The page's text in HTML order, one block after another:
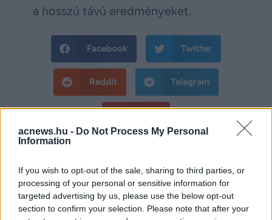
acnews.hu - Do Not Process My Personal
Information
If you wish to opt-out of the sale, sharing to third parties, or
processing of your personal or sensitive information for
targeted advertising by us, please use the below opt-out
section to confirm your selection. Please note that after your
a hosszú távú eredményeket.
Facebook Twitter
Reddit Telegram
Hirdetés